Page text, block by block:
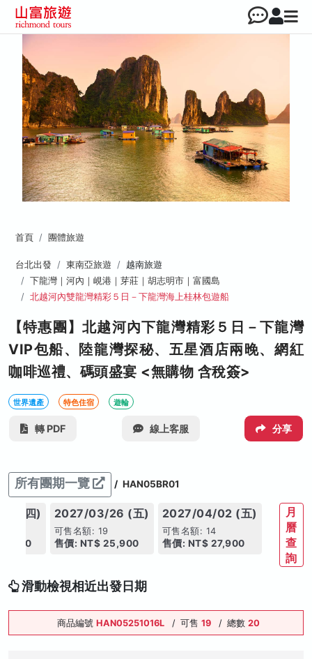
首頁 團體旅遊
台北出發 東南亞旅遊
越南旅遊
下龍灣｜河內｜峴港｜芽莊｜胡志明市｜富國島
北越河內雙龍灣精彩５日－下龍灣海上桂林包遊船
【特惠團】北越河內下龍灣精彩５日－下龍灣
VIP包船、陸龍灣探秘、五星酒店兩晚、網紅
咖啡巡禮、碼頭盛宴 <無購物 含稅簽>
世界遺產 特色住宿 遊輪
轉 PDF 線上客服 分享
所有團期一覽 / HAN05BR01
(四) 2027/03/26 (五)
可售名額: 19
售價: NT$ 25,900
2027/04/02 (五)
可售名額: 14
售價: NT$ 27,900
月
曆
查
詢
滑動檢視相近出發日期
商品編號 HAN05251016L / 可售 19 / 總數 20